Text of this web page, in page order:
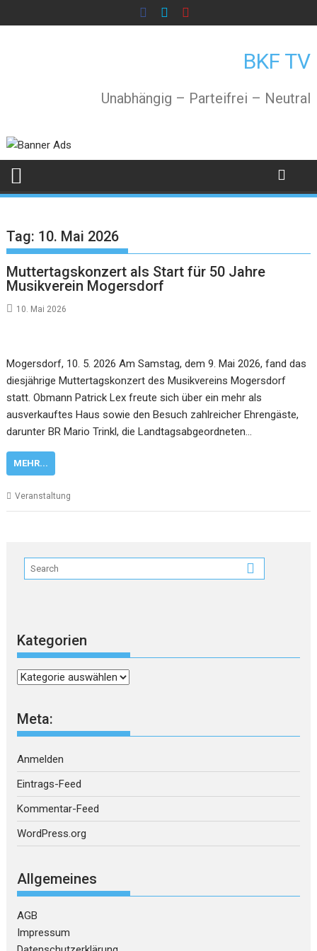
to
BKF TV
Unabhängig – Parteifrei – Neutral
Tag: 10. Mai 2026
Muttertagskonzert als Start für 50 Jahre
Musikverein Mogersdorf
10. Mai 2026
Mogersdorf, 10. 5. 2026 Am Samstag, dem 9. Mai 2026, fand das
diesjährige Muttertagskonzert des Musikvereins Mogersdorf
statt. Obmann Patrick Lex freute sich über ein mehr als
ausverkauftes Haus sowie den Besuch zahlreicher Ehrengäste,
darunter BR Mario Trinkl, die Landtagsabgeordneten…
MEHR...
Veranstaltung
Kategorien
Kategorien
Meta:
Anmelden
Eintrags-Feed
Kommentar-Feed
WordPress.org
Allgemeines
AGB
Impressum